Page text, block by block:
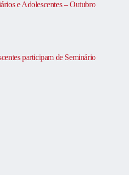
e Adolescentes – Outubro
participam de Seminário